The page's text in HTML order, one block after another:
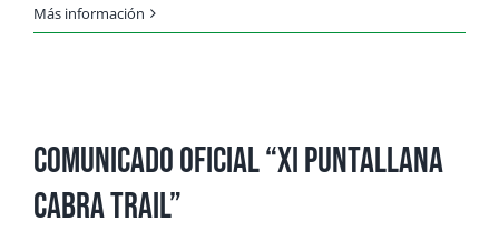
Más información
Comunicado oficial “XI PUNTALLANA
CABRA TRAIL”